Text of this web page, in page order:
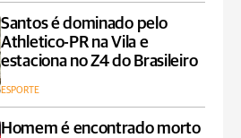
Santos é dominado pelo
Athletico-PR na Vila e
estaciona no Z4 do Brasileiro
ESPORTE
Homem é encontrado morto